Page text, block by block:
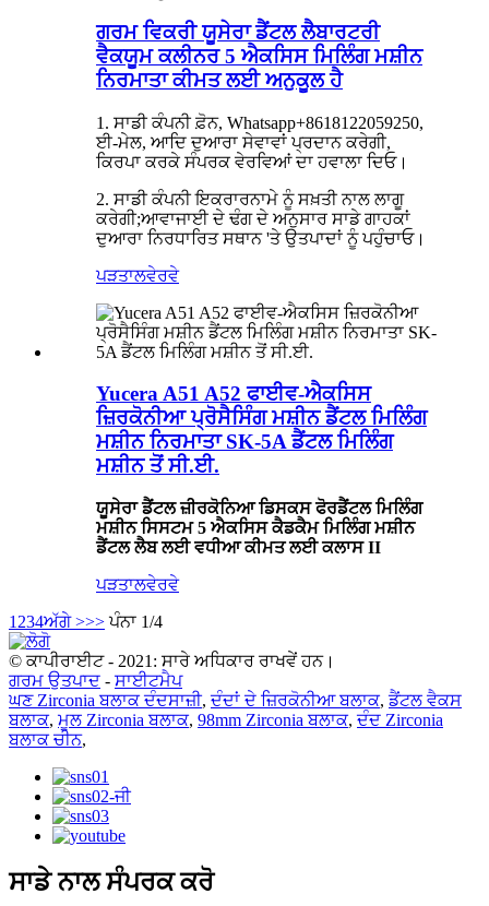
ਗਰਮ ਵਿਕਰੀ ਯੂਸੇਰਾ ਡੈਂਟਲ ਲੈਬਾਰਟਰੀ
ਵੈਕਯੂਮ ਕਲੀਨਰ 5 ਐਕਸਿਸ ਮਿਲਿੰਗ ਮਸ਼ੀਨ
ਨਿਰਮਾਤਾ ਕੀਮਤ ਲਈ ਅਨੁਕੂਲ ਹੈ
1. ਸਾਡੀ ਕੰਪਨੀ ਫ਼ੋਨ, Whatsapp+8618122059250,
ਈ-ਮੇਲ, ਆਦਿ ਦੁਆਰਾ ਸੇਵਾਵਾਂ ਪ੍ਰਦਾਨ ਕਰੇਗੀ,
ਕਿਰਪਾ ਕਰਕੇ ਸੰਪਰਕ ਵੇਰਵਿਆਂ ਦਾ ਹਵਾਲਾ ਦਿਓ।
2. ਸਾਡੀ ਕੰਪਨੀ ਇਕਰਾਰਨਾਮੇ ਨੂੰ ਸਖ਼ਤੀ ਨਾਲ ਲਾਗੂ
ਕਰੇਗੀ;ਆਵਾਜਾਈ ਦੇ ਢੰਗ ਦੇ ਅਨੁਸਾਰ ਸਾਡੇ ਗਾਹਕਾਂ
ਦੁਆਰਾ ਨਿਰਧਾਰਿਤ ਸਥਾਨ 'ਤੇ ਉਤਪਾਦਾਂ ਨੂੰ ਪਹੁੰਚਾਓ।
ਪੜਤਾਲਵੇਰਵੇ
Yucera A51 A52 ਫਾਈਵ-ਐਕਸਿਸ
ਜ਼ਿਰਕੋਨੀਆ ਪ੍ਰੋਸੈਸਿੰਗ ਮਸ਼ੀਨ ਡੈਂਟਲ ਮਿਲਿੰਗ
ਮਸ਼ੀਨ ਨਿਰਮਾਤਾ SK-5A ਡੈਂਟਲ ਮਿਲਿੰਗ
ਮਸ਼ੀਨ ਤੋਂ ਸੀ.ਈ.
ਯੂਸੇਰਾ ਡੈਂਟਲ ਜ਼ੀਰਕੋਨਿਆ ਡਿਸਕਸ ਫੋਰਡੈਂਟਲ ਮਿਲਿੰਗ
ਮਸ਼ੀਨ ਸਿਸਟਮ 5 ਐਕਸਿਸ ਕੈਡਕੈਮ ਮਿਲਿੰਗ ਮਸ਼ੀਨ
ਡੈਂਟਲ ਲੈਬ ਲਈ ਵਧੀਆ ਕੀਮਤ ਲਈ ਕਲਾਸ II
ਪੜਤਾਲਵੇਰਵੇ
1 234ਅੱਗੇ >>> ਪੰਨਾ 1/4
© ਕਾਪੀਰਾਈਟ - 2021: ਸਾਰੇ ਅਧਿਕਾਰ ਰਾਖਵੇਂ ਹਨ।
ਗਰਮ ਉਤਪਾਦ - ਸਾਈਟਮੈਪ
ਘਣ Zirconia ਬਲਾਕ ਦੰਦਸਾਜ਼ੀ,ਦੰਦਾਂ ਦੇ ਜ਼ਿਰਕੋਨੀਆ ਬਲਾਕ,ਡੈਂਟਲ ਵੈਕਸ
ਬਲਾਕ, ਮੂਲ Zirconia ਬਲਾਕ, 98mm Zirconia ਬਲਾਕ,ਦੰਦ Zirconia
ਬਲਾਕ ਚੀਨ,
ਸਾਡੇ ਨਾਲ ਸੰਪਰਕ ਕਰੋ